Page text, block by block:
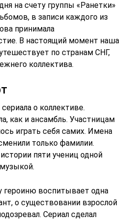
на счету группы «Ранетки»
в записи каждого из
принимала
В настоящий момент наша
по странам СНГ,
коллектива.
о коллективе.
как и ансамбль. Участницам
играть себя самих. Имена
только фамилии.
пяти учениц одной
воспитывает одна
о существовании взрослой
Сериал сделал